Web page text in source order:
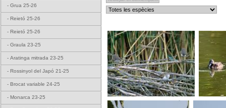
- Grua 25-26
- Reietó 25-26
- Reietó 25-26
- Graula 23-25
- Aratinga mitrada 23-25
- Rossinyol del Japó 21-25
- Brocat variable 24-25
- Monarca 23-25